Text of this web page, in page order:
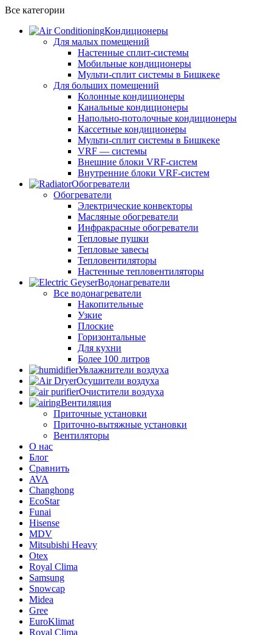
Все категории
Кондиционеры
Для малых помещений
Настенные сплит-системы
Мобильные кондиционеры
Мульти-сплит системы в Бишкеке
Для больших помещений
Колонные кондиционеры
Канальные кондиционеры
Напольно-потолочные кондиционеры
Кассетные кондиционеры
Мульти-сплит системы в Бишкеке
VRF — системы
Внешние блоки VRF-систем
Внутренние блоки VRF-систем
Обогреватели
Обогреватели
Электрические конвекторы
Масляные обогреватели
Инфракрасные обогреватели
Тепловые пушки
Тепловые завесы
Тепловентиляторы
Настенные тепловентиляторы
Водонагреватели
Все водонагреватели
Накопительные
Узкие
Плоские
Горизонтальные
Для кухни
Более 100 литров
Увлажнители воздуха
Осушители воздуха
Очистители воздуха
Вентиляция
Приточные установки
Приточно-вытяжные установки
Вентиляторы
О нас
Блог
Сравнить
AVA
Changhong
EcoStar
Funai
Hisense
MDV
Mitsubishi Heavy
Otex
Royal Clima
Samsung
Snowcap
Midea
Gree
EuroKlimat
Royal Clima